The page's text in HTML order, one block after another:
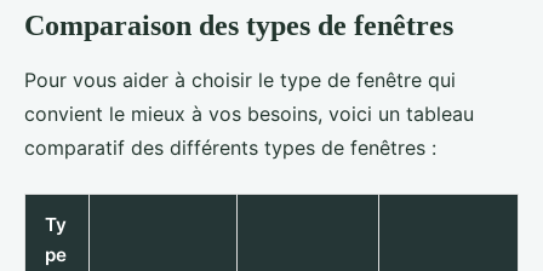
Comparaison des types de fenêtres
Pour vous aider à choisir le type de fenêtre qui
convient le mieux à vos besoins, voici un tableau
comparatif des différents types de fenêtres :
Ty
pe